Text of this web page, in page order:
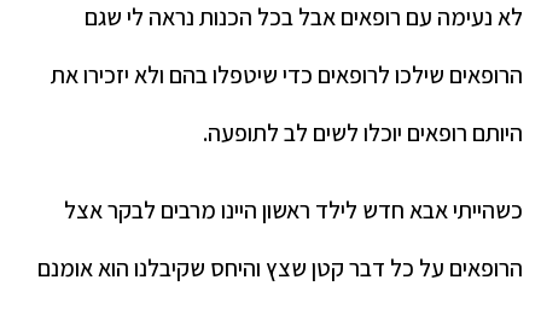
לא נעימה עם רופאים אבל בכל הכנות נראה לי שגם
הרופאים שילכו לרופאים כדי שיטפלו בהם ולא יזכירו את
היותם רופאים יוכלו לשים לב לתופעה.
כשהייתי אבא חדש לילד ראשון היינו מרבים לבקר אצל
הרופאים על כל דבר קטן שצץ והיחס שקיבלנו הוא אומנם